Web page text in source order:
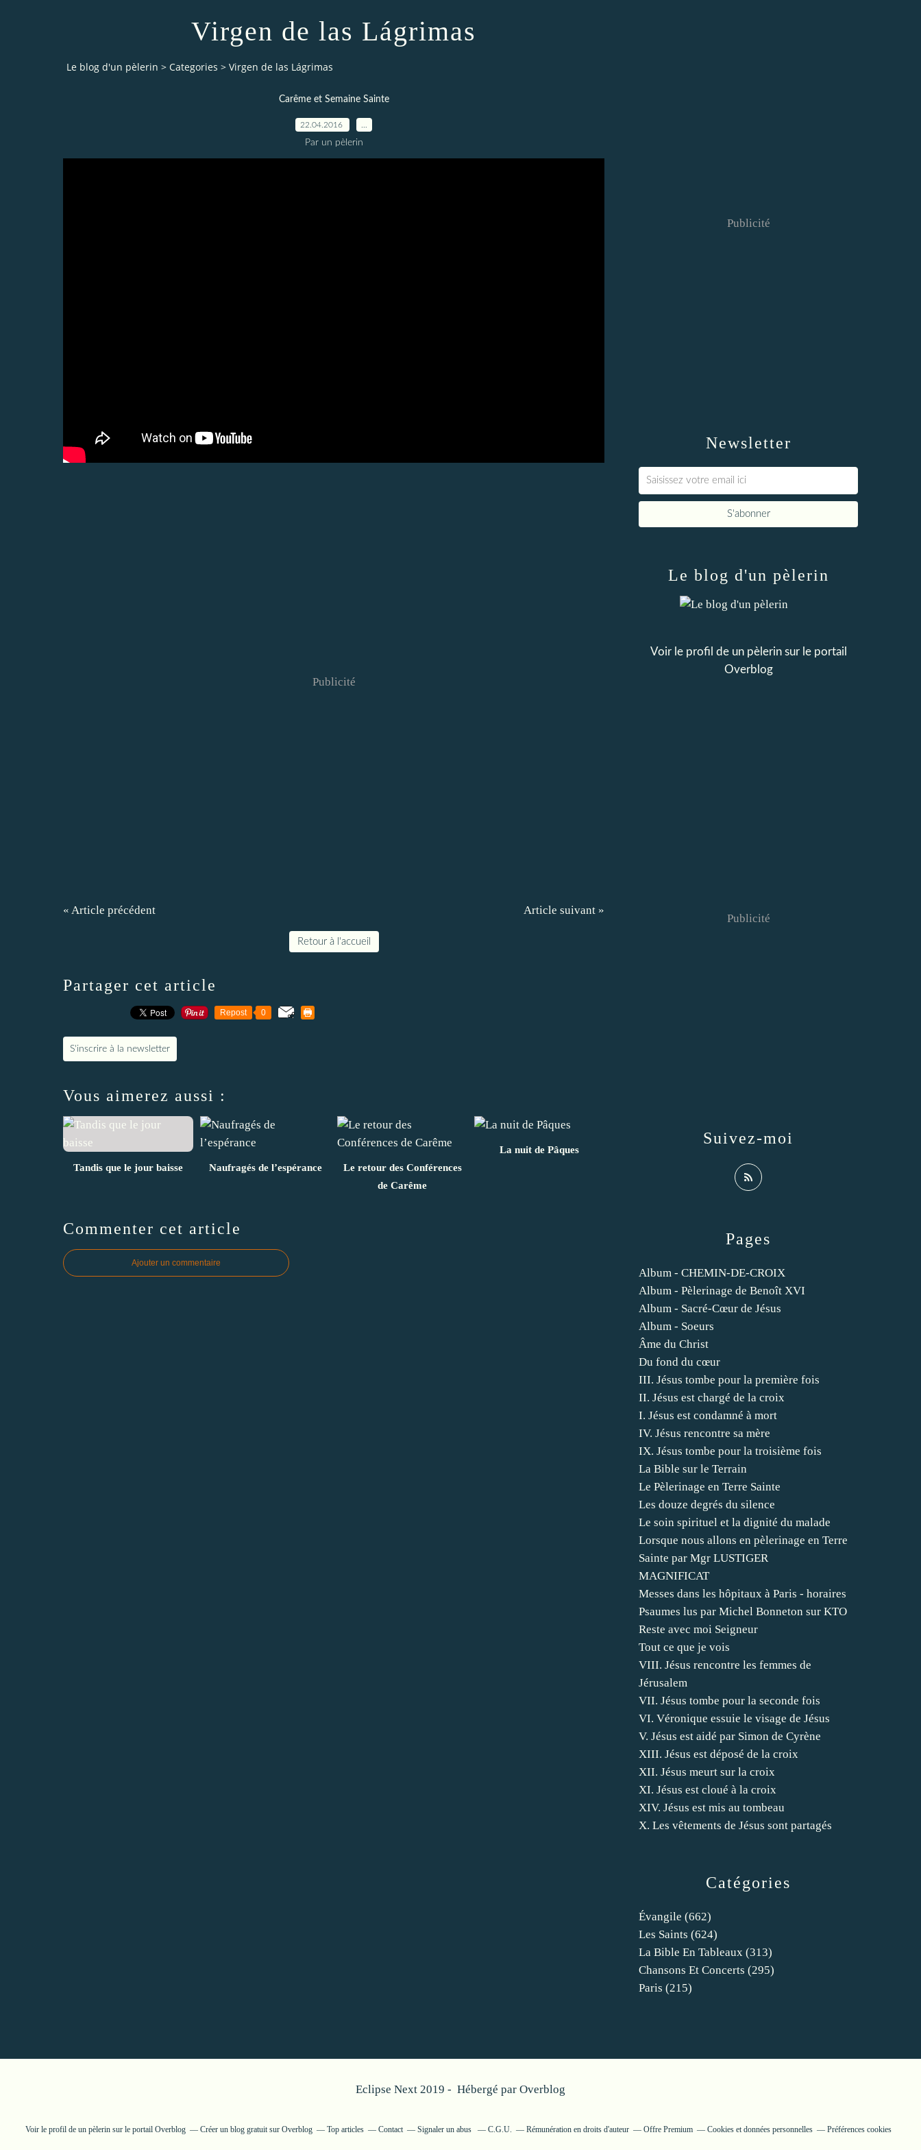
Virgen de las Lágrimas
Le blog d'un pèlerin > Categories > Virgen de las Lágrimas
Carême et Semaine Sainte
22.04.2016
Par un pèlerin
Publicité
« Article précédent Article suivant »
Retour à l'accueil
Partager cet article
Repost 0
S'inscrire à la newsletter
Vous aimerez aussi :
Tandis que le jour baisse Naufragés de l’espérance
Le retour des Conférences
de Carême
La nuit de Pâques
Commenter cet article
Ajouter un commentaire
Newsletter
Publicité
Catégories
Évangile (662)
Les Saints (624)
La Bible En Tableaux (313)
Chansons Et Concerts (295)
Paris (215)
Pages
Album - CHEMIN-DE-CROIX
Album - Pèlerinage de Benoît XVI
Album - Sacré-Cœur de Jésus
Album - Soeurs
Âme du Christ
Du fond du cœur
III. Jésus tombe pour la première fois
II. Jésus est chargé de la croix
I. Jésus est condamné à mort
IV. Jésus rencontre sa mère
IX. Jésus tombe pour la troisième fois
La Bible sur le Terrain
Le Pèlerinage en Terre Sainte
Les douze degrés du silence
Le soin spirituel et la dignité du malade
Lorsque nous allons en pèlerinage en Terre
Sainte par Mgr LUSTIGER
MAGNIFICAT
Messes dans les hôpitaux à Paris - horaires
Psaumes lus par Michel Bonneton sur KTO
Reste avec moi Seigneur
Tout ce que je vois
VIII. Jésus rencontre les femmes de
Jérusalem
VII. Jésus tombe pour la seconde fois
VI. Véronique essuie le visage de Jésus
V. Jésus est aidé par Simon de Cyrène
XIII. Jésus est déposé de la croix
XII. Jésus meurt sur la croix
XI. Jésus est cloué à la croix
XIV. Jésus est mis au tombeau
X. Les vêtements de Jésus sont partagés
Le blog d'un pèlerin
Voir le profil de un pèlerinsur le portail
Overblog
Suivez-moi
Publicité
Eclipse Next 2019 - Hébergé par Overblog
Voir le profil de un pèlerin sur le portail Overblog Créer un blog gratuit sur Overblog Top articles Contact Signaler un abus C.G.U. Rémunération en droits d'auteur Offre Premium Cookies et données personnelles Préférences cookies